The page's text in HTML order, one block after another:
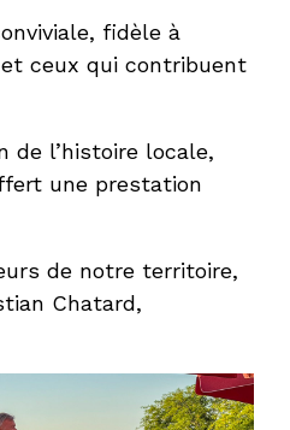
fidèle à
ceux qui contribuent
de l’histoire locale,
une prestation
de notre territoire,
Chatard,